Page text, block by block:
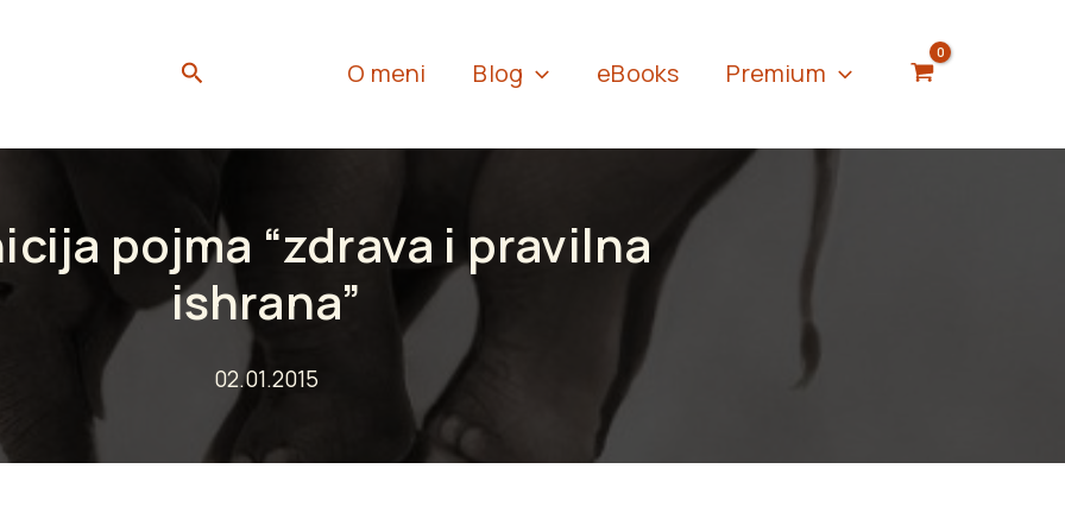
Search O meni Blog eBooks Premium
pojma “zdrava i pravilna
ishrana”
02.01.2015